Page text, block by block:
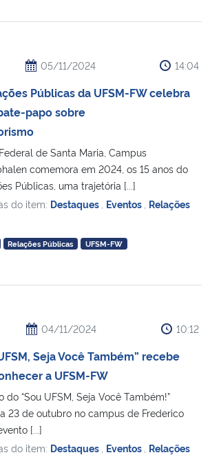
05/11/2024 14:04
Públicas da UFSM-FW celebra
papo sobre
de Santa Maria, Campus
comemora em 2024, os 15 anos do
Públicas, uma trajetória [...]
do item: Destaques Eventos Relações
Relações Públicas UFSM-FW
04/11/2024 10:12
Seja Você Também” recebe
a UFSM-FW
do “Sou UFSM, Seja Você Também!”
23 de outubro no campus de Frederico
[...]
do item: Destaques Eventos Relações